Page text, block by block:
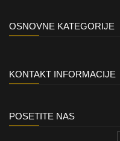
OSNOVNE KATEGORIJE
KONTAKT INFORMACIJE
POSETITE NAS